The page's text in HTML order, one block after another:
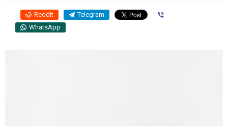
Reddit Telegram
WhatsApp